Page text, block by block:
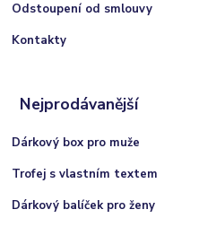
Odstoupení od smlouvy
Kontakty
Nejprodávanější
Dárkový box pro muže
Trofej s vlastním textem
Dárkový balíček pro ženy